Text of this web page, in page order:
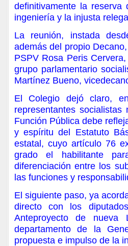
definitivamente la
ingeniería y la injusta
La reunión, instada
además del propio
PSPV Rosa Peris
grupo parlamentario
Martínez Bueno,
El Colegio dejó claro,
representantes
Función Pública debe
y espíritu del Estatuto
estatal, cuyo artículo 76
grado el habilitante
diferenciación entre los
las funciones y
El siguiente paso, ya
directo con los
Anteproyecto de
departamento de la
propuesta e impulso de la